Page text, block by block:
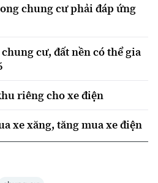
chung cư phải đáp ứng
cư, đất nền có thể gia
riêng cho xe điện
xe xăng, tăng mua xe điện